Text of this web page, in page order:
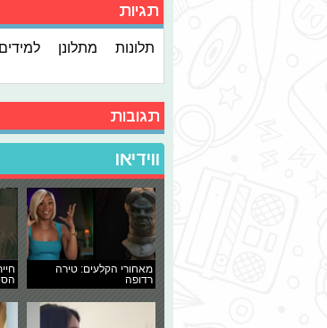
תגיות
תלונות מתלונן למידים
תגובות
ווידיאו
מאחורי הקלעים: טירה
רדופה